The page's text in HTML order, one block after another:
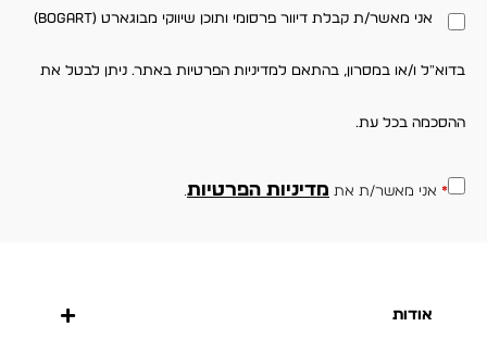
אני מאשר/ת קבלת דיוור פרסומי ותוכן שיווקי מבוגארט (BOGART)
בדוא"ל ו/או במסרון, בהתאם למדיניות הפרטיות באתר. ניתן לבטל את
ההסכמה בכל עת.
* אני מאשר/ת את מדיניות הפרטיות
אודות